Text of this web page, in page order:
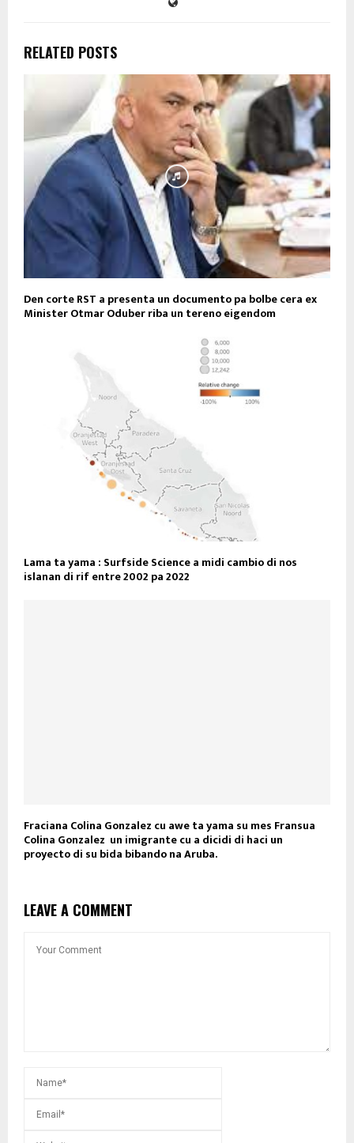
RELATED POSTS
Den corte RST a presenta un documento pa bolbe cera ex
Minister Otmar Oduber riba un tereno eigendom
Lama ta yama : Surfside Science a midi cambio di nos
islanan di rif entre 2002 pa 2022
Fraciana Colina Gonzalez cu awe ta yama su mes Fransua
Colina Gonzalez un imigrante cu a dicidi di haci un
proyecto di su bida bibando na Aruba.
LEAVE A COMMENT